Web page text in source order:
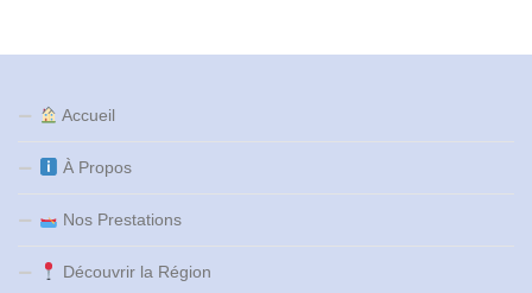
Accueil
À Propos
Nos Prestations
Découvrir la Région